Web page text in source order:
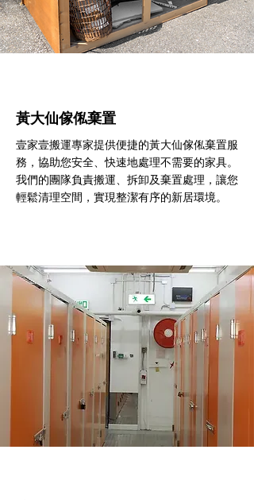
黃大仙傢俬棄置
壹家壹搬運專家提供便捷的黃大仙傢俬棄置服
務，協助您安全、快速地處理不需要的家具。
我們的團隊負責搬運、拆卸及棄置處理，讓您
輕鬆清理空間，實現整潔有序的新居環境。